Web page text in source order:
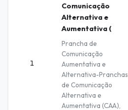
1
Comunicação
Alternativa e
Aumentativa (
Prancha de
Comunicação
Aumentativa e
Alternativa-Pranchas
de Comunicação
Alternativa e
Aumentativa (CAA),